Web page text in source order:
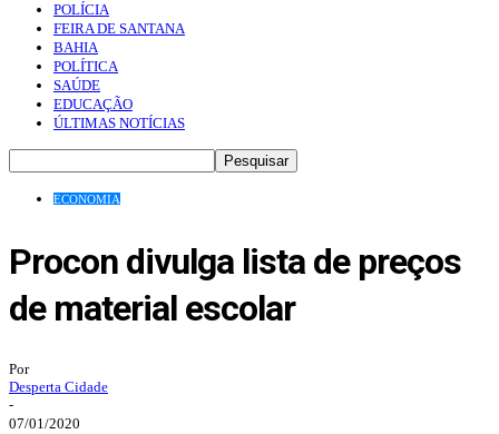
POLÍCIA
FEIRA DE SANTANA
BAHIA
POLÍTICA
SAÚDE
EDUCAÇÃO
ÚLTIMAS NOTÍCIAS
ECONOMIA
Procon divulga lista de preços
de material escolar
Por
Desperta Cidade
-
07/01/2020